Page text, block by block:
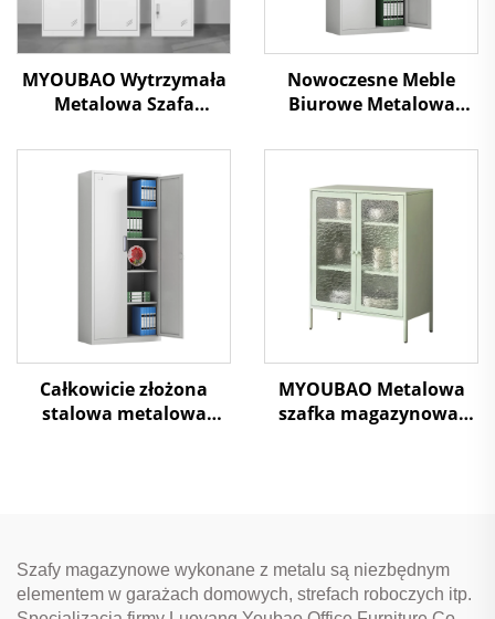
MYOUBAO Wytrzymała
Metalowa Szafa
Korozję do
Bezpiecznego
Przechowywania Rzeczy
Osobistych
Nowoczesne Meble
Biurowe Metalowa
Garażu Stalowe Szafy z
Szpitala, Garażu, Biura
Całkowicie złożona
stalowa metalowa
MYOUBAO Metalowa
szafka magazynowa,
Szafy magazynowe wykonane z metalu są niezbędnym
elementem w garażach domowych, strefach roboczych itp.